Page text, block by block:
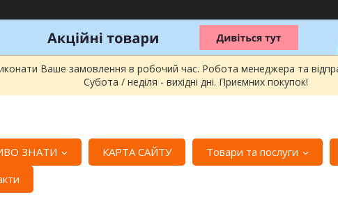
Ваше замовлення в робочий час. Робота менеджера та
Субота / неділя - вихідні дні. Приємних покупок!
ЗНАТИ КАРТА САЙТУ Товари та послуги